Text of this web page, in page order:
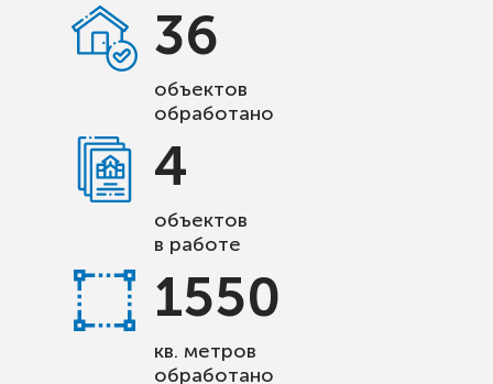
36
объектов
обработано
4
объектов
в работе
1550
кв. метров
обработано